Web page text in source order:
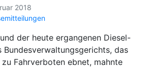
2018
der heute ergangenen Diesel-
Bundesverwaltungsgerichts, das
Fahrverboten ebnet, mahnte